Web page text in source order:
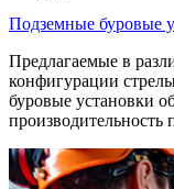
Подземные буровые
Предлагаемые в
конфигурации
буровые установки
производительность